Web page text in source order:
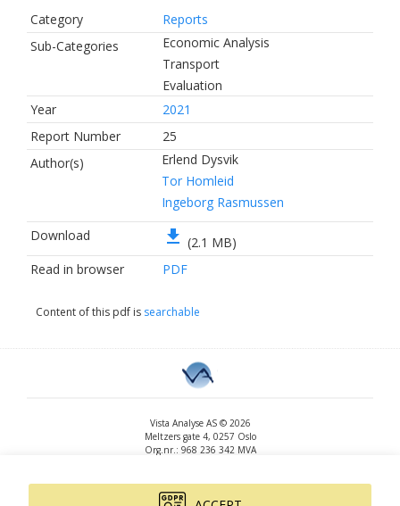
Category
Reports
Sub-Categories
Economic Analysis
Transport
Evaluation
Year
2021
Report Number
25
Author(s)
Erlend Dysvik
Tor Homleid
Ingeborg Rasmussen
Download
file_download (2.1 MB)
Read in browser
PDF
Content of this pdf is searchable
Vista Analyse AS © 2026
Meltzers gate 4, 0257 Oslo
Org.nr.: 968 236 342 MVA
www.vista-analyse.no